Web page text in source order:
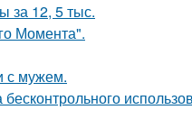
за 12, 5 тыс.
Момента".
с мужем.